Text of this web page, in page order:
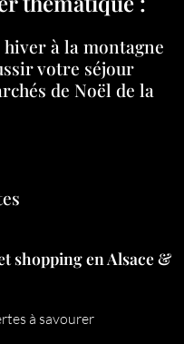
hiver à la montagne
votre séjour
de Noël de la
shopping en Alsace &
à savourer